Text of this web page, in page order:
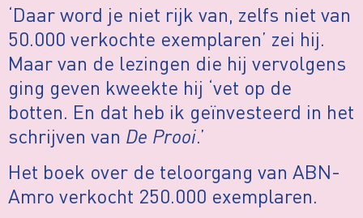
‘Daar word je niet rijk van, zelfs niet van
50.000 verkochte exemplaren’ zei hij.
Maar van de lezingen die hij vervolgens
ging geven kweekte hij ‘vet op de
botten. En dat heb ik geïnvesteerd in het
schrijven van De Prooi.’
Het boek over de teloorgang van ABN-
Amro verkocht 250.000 exemplaren.